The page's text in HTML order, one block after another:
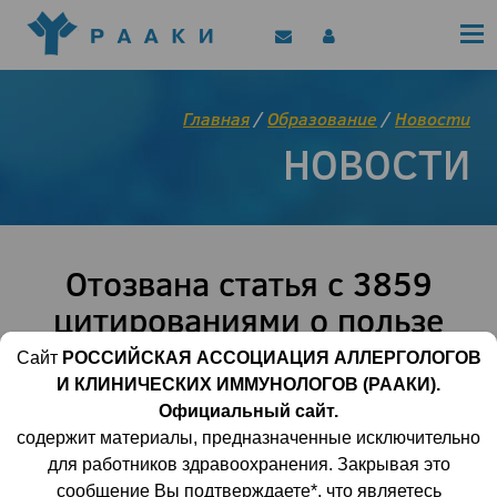
Клинические рекомендации
Позиционные документы
EAACI/РААКИ (статьи)
Цифровой канал
Главная/Образование /Новости
НОВОСТИ
Отозвана статья с 3859
цитированиями о пользе
гидроксихлорохина при
новой коронавирусной
инфекции
Сайт РОССИЙСКАЯ АССОЦИАЦИЯ АЛЛЕРГОЛОГОВ
И КЛИНИЧЕСКИХ ИММУНОЛОГОВ (РААКИ).
Официальный сайт.
содержит материалы, предназначенные исключительно
для работников здравоохранения. Закрывая это
сообщение Вы подтверждаете*, что являетесь